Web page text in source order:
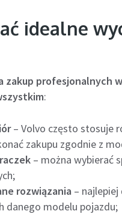
idealne
zakup profesjonalnych
:
– Volvo często stosuje
zakupu zgodnie z
– można wybierać
rozwiązania –
danego modelu pojazdu;